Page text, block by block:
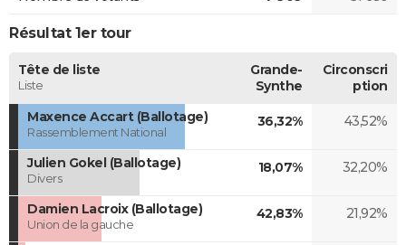
Résultat 1er tour
Tête de liste
Liste
Grande-
Synthe
Circonscri
ption
Maxence Accart (Ballotage)
Rassemblement National
36,32% 43,52%
Julien Gokel (Ballotage)
Divers
18,07% 32,20%
Damien Lacroix (Ballotage)
Union de la gauche
42,83% 21,92%